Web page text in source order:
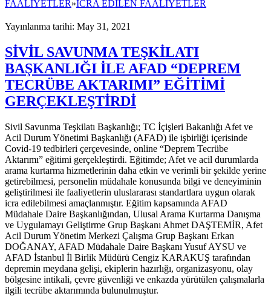
FAALİYETLER»İCRA EDİLEN FAALİYETLER
Yayınlanma tarihi: May 31, 2021
SİVİL SAVUNMA TEŞKİLATI
BAŞKANLIĞI İLE AFAD “DEPREM
TECRÜBE AKTARIMI” EĞİTİMİ
GERÇEKLEŞTİRDİ
Sivil Savunma Teşkilatı Başkanlığı; TC İçişleri Bakanlığı Afet ve
Acil Durum Yönetimi Başkanlığı (AFAD) ile işbirliği içerisinde
Covid-19 tedbirleri çerçevesinde, online “Deprem Tecrübe
Aktarımı” eğitimi gerçekleştirdi. Eğitimde; Afet ve acil durumlarda
arama kurtarma hizmetlerinin daha etkin ve verimli bir şekilde yerine
getirebilmesi, personelin müdahale konusunda bilgi ve deneyiminin
geliştirilmesi ile faaliyetlerin uluslararası standartlara uygun olarak
icra edilebilmesi amaçlanmıştır. Eğitim kapsamında AFAD
Müdahale Daire Başkanlığından, Ulusal Arama Kurtarma Danışma
ve Uygulamayı Geliştirme Grup Başkanı Ahmet DAŞTEMİR, Afet
Acil Durum Yönetim Merkezi Çalışma Grup Başkanı Erkan
DOĞANAY, AFAD Müdahale Daire Başkanı Yusuf AYSU ve
AFAD İstanbul İl Birlik Müdürü Cengiz KARAKUŞ tarafından
depremin meydana gelişi, ekiplerin hazırlığı, organizasyonu, olay
bölgesine intikali, çevre güvenliği ve enkazda yürütülen çalışmalarla
ilgili tecrübe aktarımında bulunulmuştur.